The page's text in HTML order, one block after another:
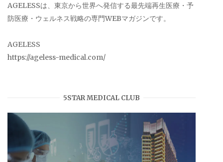
AGELESSは、東京から世界へ発信する最先端再生医療・予
防医療・ウェルネス戦略の専門WEBマガジンです。
AGELESS
https://ageless-medical.com/
5STAR MEDICAL CLUB